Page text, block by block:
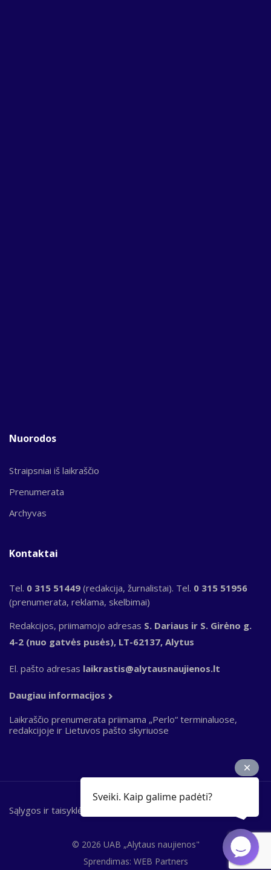
Nuorodos
Straipsniai iš laikraščio
Prenumerata
Archyvas
Kontaktai
Tel. 0 315 51449 (redakcija, žurnalistai). Tel. 0 315 51956
(prenumerata, reklama, skelbimai)
Redakcijos, priimamojo adresas S. Dariaus ir S. Girėno g.
4-2 (nuo gatvės pusės), LT-62137, Alytus
El. pašto adresas laikrastis@alytausnaujienos.lt
Daugiau informacijos
Laikraščio prenumerata priimama „Perlo“ terminaluose,
redakcijoje ir Lietuvos pašto skyriuose
© 2026 UAB „Alytaus naujienos"
Bottom
Sąlygos ir taisyklės
Sprendimas: WEB Partners
Sveiki. Kaip galime padėti?